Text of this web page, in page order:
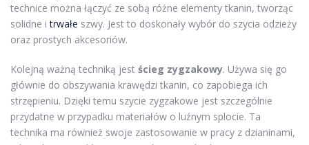
technice można łączyć ze sobą różne elementy tkanin, tworząc
solidne itrwałe szwy. Jest to doskonały wybór do szycia odzieży
oraz prostych akcesoriów.
Kolejną ważną techniką jest ścieg zygzakowy. Używa się go
głównie do obszywania krawędzi tkanin, co zapobiega ich
strzępieniu. Dzięki temu szycie zygzakowe jest szczególnie
przydatne w przypadku materiałów o luźnym splocie. Ta
technika ma również swoje zastosowanie w pracy z dzianinami,